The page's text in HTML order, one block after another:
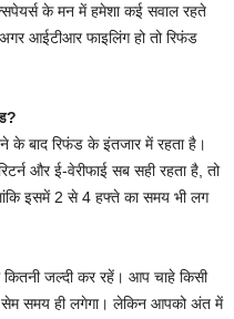
के मन में हमेशा कई सवाल रहते
आईटीआर फाइलिंग हो तो रिफंड
बाद रिफंड के इंतजार में रहता है।
और ई-वेरीफाई सब सही रहता है, तो
इसमें 2 से 4 हफ्ते का समय भी लग
जल्दी कर रहें। आप चाहे किसी
समय ही लगेगा। लेकिन आपको अंत में